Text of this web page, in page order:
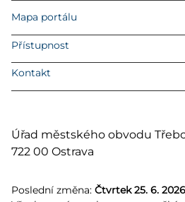
Mapa portálu
Přístupnost
Kontakt
Úřad městského obvodu
722 00 Ostrava
Poslední změna: Čtvrtek 25. 6.